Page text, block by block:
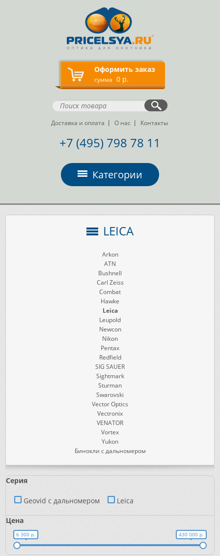
Оформить заказ
сумма 0 р.
Доставка и оплата О нас Контакты
+7 (495) 798 78 11
Категории
LEICA
Arkon
ATN
Bushnell
Carl Zeiss
Combat
Hawke
Leica
Leupold
Newcon
Nikon
Pentax
Redfield
SIG SAUER
Sightmark
Sturman
Swarovski
Vector Optics
Vectronix
VENATOR
Vortex
Yukon
Бинокли с дальномером
Серия
Geovid c дальномером Leica
Цена
6 300 р. 430 000 р.